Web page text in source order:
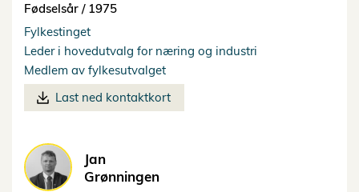
Fødselsår / 1975
Fylkestinget
Leder i hovedutvalg for næring og industri
Medlem av fylkesutvalget
Last ned kontaktkort
Jan
Grønningen